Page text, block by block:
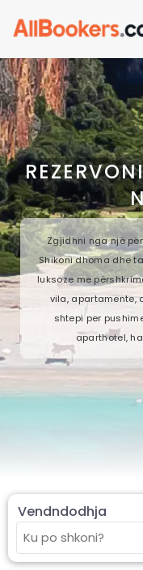
Zgjidhni nga një
Shikoni dhoma dhe
luksoze me
vila, apartamente,
shtepi per
aparthotel,
Vendndodhja